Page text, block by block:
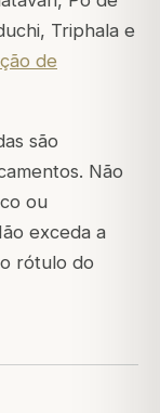
Triphala e
de
são
Não
ou
exceda a
rótulo do